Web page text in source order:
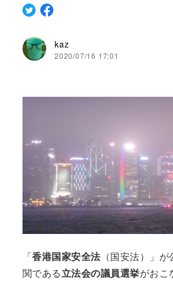
kaz
2020/07/16 17:01
「香港国家安全法（国安法）」が
関である立法会の議員選挙がおこ